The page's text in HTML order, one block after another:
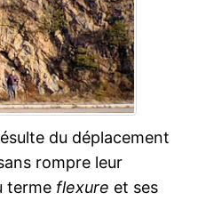
du déplacement
rompre leur
terme flexure et ses